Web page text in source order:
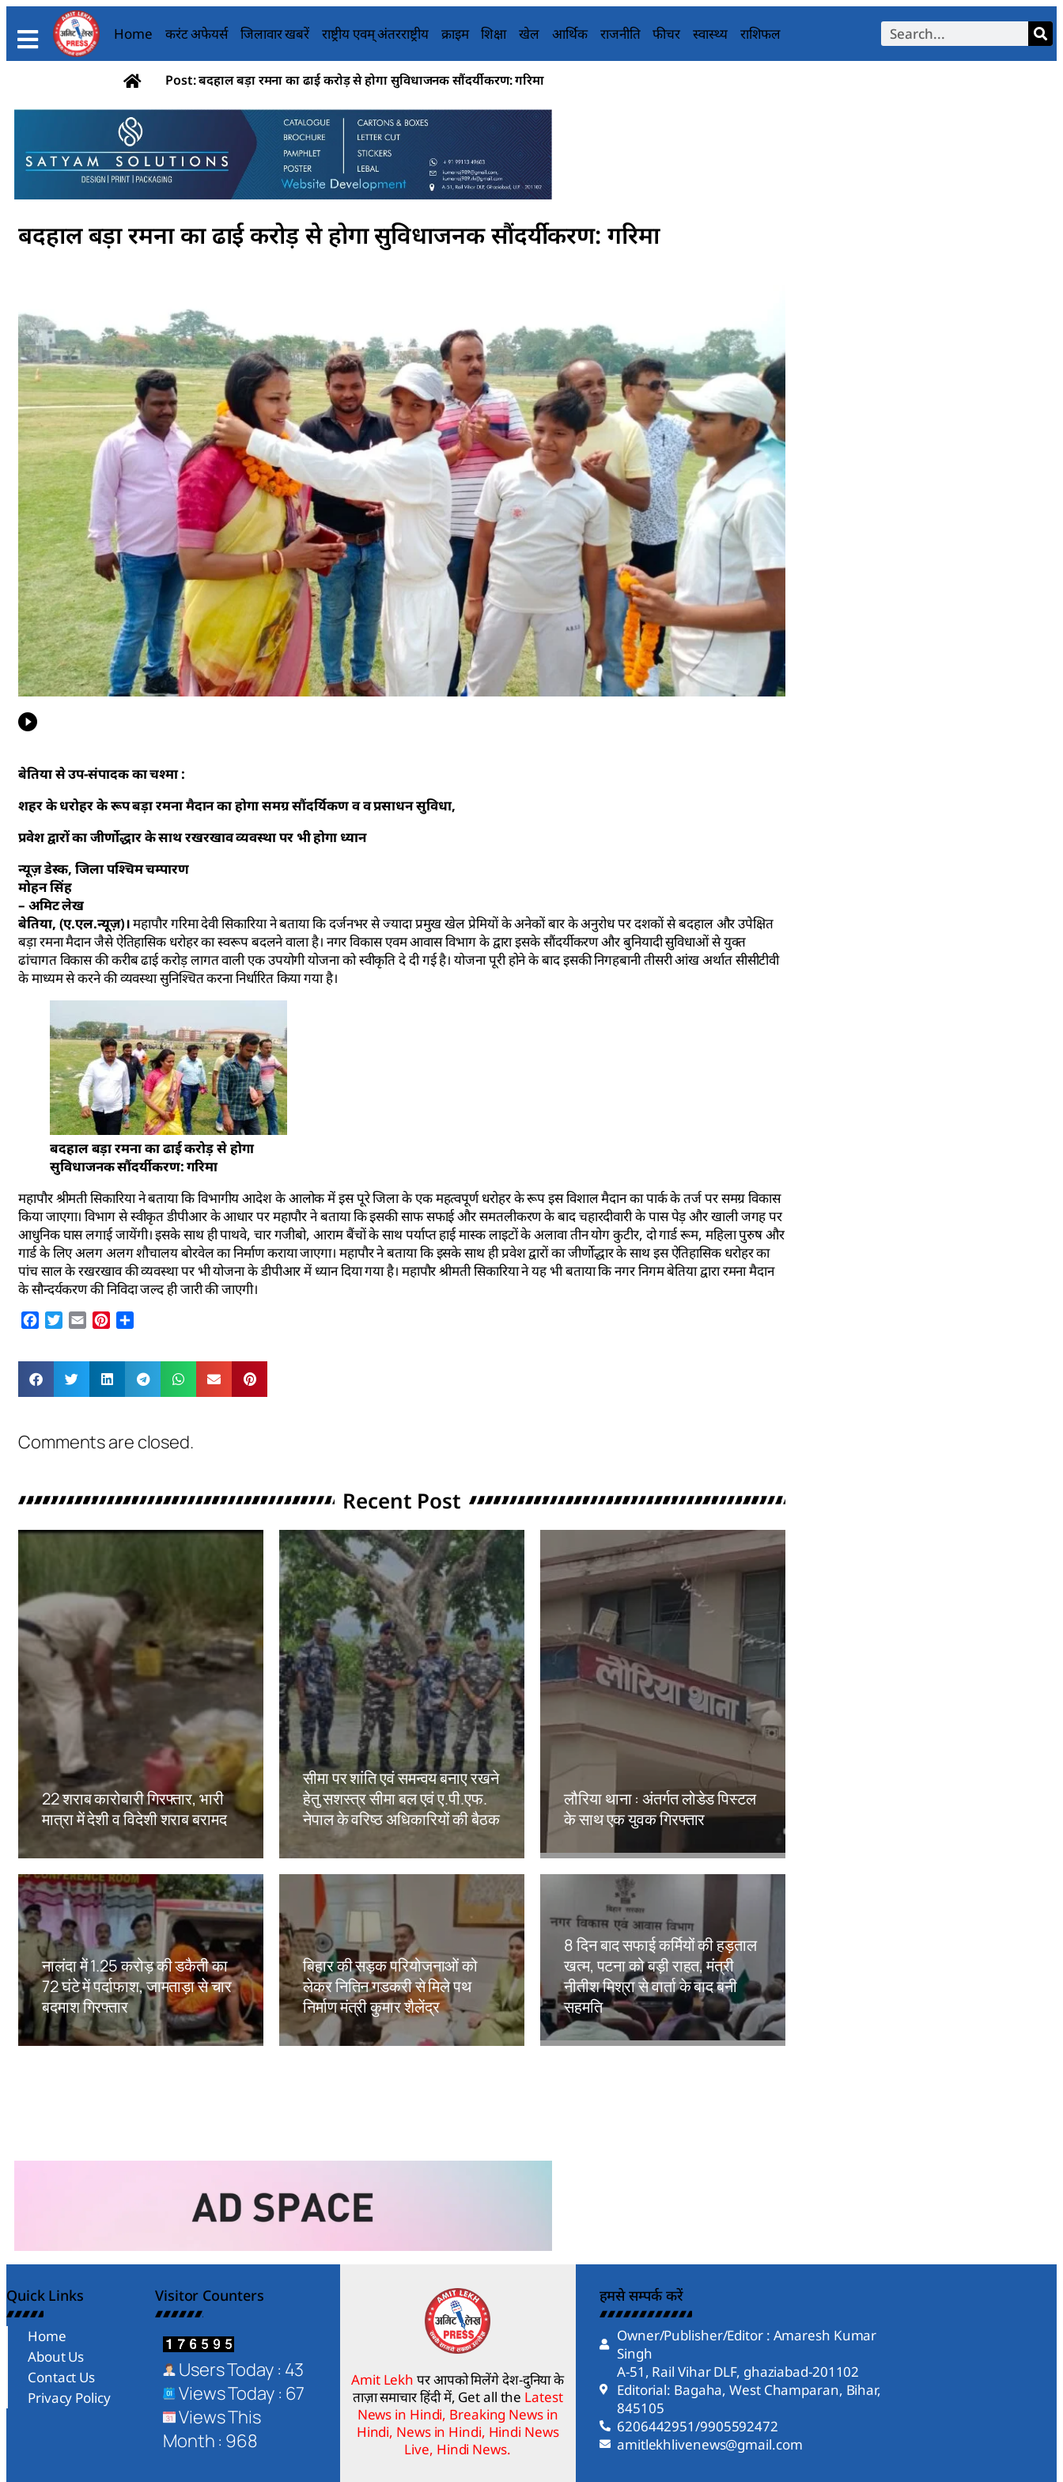
Home करंट अफेयर्स जिलावार खबरें राष्ट्रीय एवम् अंतरराष्ट्रीय क्राइम शिक्षा खेल आर्थिक राजनीति फीचर स्वास्थ्य राशिफल
Post: बदहाल बड़ा रमना का ढाई करोड़ से होगा सुविधाजनक सौंदर्यीकरण: गरिमा
बदहाल बड़ा रमना का ढाई करोड़ से होगा सुविधाजनक सौंदर्यीकरण: गरिमा
बेतिया से उप-संपादक का चश्मा :
शहर के धरोहर के रूप बड़ा रमना मैदान का होगा समग्र सौंदर्यिकण व वप्रसाधन सुविधा,
प्रवेश द्वारों का जीर्णोद्धार के साथ रखरखाव व्यवस्था पर भी होगा ध्यान
न्यूज़ डेस्क, जिला पश्चिम चम्पारण
मोहन सिंह
– अमिट लेख
बेतिया, (ए.एल.न्यूज़)।महापौर गरिमा देवी सिकारिया ने बताया कि दर्जनभर से ज्यादा प्रमुख खेल प्रेमियों के अनेकों बार के अनुरोध पर दशकों से बदहाल और उपेक्षित
बड़ा रमना मैदान जैसे ऐतिहासिक धरोहर का स्वरूप बदलने वाला है। नगर विकास एवम आवास विभाग के द्वारा इसके सौंदर्यीकरण और बुनियादी सुविधाओं से युक्त
ढांचागत विकास की करीब ढाई करोड़ लागत वाली एक उपयोगी योजना को स्वीकृति दे दी गई है। योजना पूरी होने के बाद इसकी निगहबानी तीसरी आंख अर्थात सीसीटीवी
के माध्यम से करने की व्यवस्था सुनिश्चित करना निर्धारित किया गया है।
बदहाल बड़ा रमना का ढाई करोड़ से होगा
सुविधाजनक सौंदर्यीकरण: गरिमा
महापौर श्रीमती सिकारिया ने बताया कि विभागीय आदेश के आलोक में इस पूरे जिला के एक महत्वपूर्ण धरोहर के रूप इस विशाल मैदान का पार्क के तर्ज पर समग्र विकास
किया जाएगा। विभाग से स्वीकृत डीपीआर के आधार पर महापौर ने बताया कि इसकी साफ सफाई और समतलीकरण के बाद चहारदीवारी के पास पेड़ और खाली जगह पर
आधुनिक घास लगाई जायेंगी। इसके साथ ही पाथवे, चार गजीबो, आराम बैंचों के साथ पर्याप्त हाई मास्क लाइटों के अलावा तीन योग कुटीर, दो गार्ड रूम, महिला पुरुष और
गार्ड के लिए अलग अलग शौचालय बोरवेल का निर्माण कराया जाएगा। महापौर ने बताया कि इसके साथ ही प्रवेश द्वारों का जीर्णोद्धार के साथ इस ऐतिहासिक धरोहर का
पांच साल के रखरखाव की व्यवस्था पर भी योजना के डीपीआर में ध्यान दिया गया है। महापौर श्रीमती सिकारिया ने यह भी बताया कि नगर निगम बेतिया द्वारा रमना मैदान
के सौन्दर्यकरण की निविदा जल्द ही जारी की जाएगी।
Facebook
Twitter
Email Pinterest
Comments are closed.
Recent Post
22 शराब कारोबारी गिरफ्तार, भारी
मात्रा में देशी व विदेशी शराब बरामद
Amit Lekh
सीमा पर शांति एवं समन्वय बनाए रखने
हेतु सशस्त्र सीमा बल एवं ए.पी.एफ.
नेपाल के वरिष्ठ अधिकारियों की बैठक
लौरिया थाना : अंतर्गत लोडेड पिस्टल
के साथ एक युवक गिरफ्तार
नालंदा में 1.25 करोड़ की डकैती का
72 घंटे में पर्दाफाश, जामताड़ा से चार
बदमाश गिरफ्तार
Amit Lekh
बिहार की सड़क परियोजनाओं को
लेकर नितिन गडकरी से मिले पथ
निर्माण मंत्री कुमार शैलेंद्र
Amit Lekh
8 दिन बाद सफाई कर्मियों की हड़ताल
खत्म, पटना को बड़ी राहत, मंत्री
नीतीश मिश्रा से वार्ता के बाद बनी
सहमति
Amit Lekh
Quick Links
Home
About Us
Contact Us
Privacy Policy
Visitor Counters
Users Today : 43
Views Today : 67
Views This
Month : 968
Amit Lekh पर आपको मिलेंगे देश-दुनिया के
ताज़ा समाचार हिंदी में, Get all the Latest
News in Hindi, Breaking News in
Hindi, News in Hindi, Hindi News
Live, Hindi News.
हमसे सम्पर्क करें
Owner/Publisher/Editor : Amaresh Kumar
Singh
A-51, Rail Vihar DLF, ghaziabad-201102
Editorial: Bagaha, West Champaran, Bihar,
845105
6206442951/9905592472
amitlekhlivenews@gmail.com